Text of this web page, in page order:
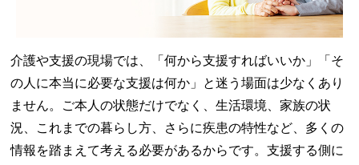
介護や支援の現場では、「何から支援すればいいか」「そ
の人に本当に必要な支援は何か」と迷う場面は少なくあり
ません。ご本人の状態だけでなく、生活環境、家族の状
況、これまでの暮らし方、さらに疾患の特性など、多くの
情報を踏まえて考える必要があるからです。支援する側に